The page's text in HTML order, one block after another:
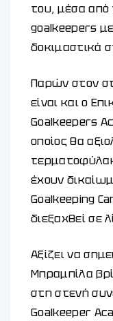
του, μέσα από
goalkeepers
δοκιμαστικά
Παρών στον
είναι και ο
Goalkeepers
οποίος θα
έχουν
Goalkeeping
διεξαχθεί σε
Αξίζει να
Μπραμπίλα
στη στενή
Goalkeeper